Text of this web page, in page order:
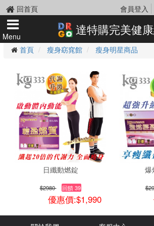
回首頁 會員登入
Menu 達特購完美健
首頁
瘦身窈窕館 瘦身明星商品
日纖動燃錠
$2980 回饋 39
優惠價:$1,990
爆